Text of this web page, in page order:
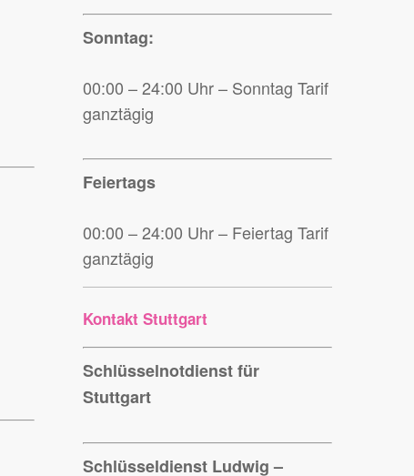
Sonntag:
00:00 – 24:00 Uhr – Sonntag Tarif
ganztägig
Feiertags
00:00 – 24:00 Uhr – Feiertag Tarif
ganztägig
Kontakt Stuttgart
Schlüsselnotdienst für
Stuttgart
Schlüsseldienst Ludwig –